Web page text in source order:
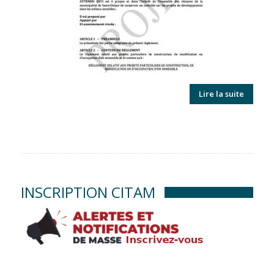
Lire la suite
INSCRIPTION CITAM